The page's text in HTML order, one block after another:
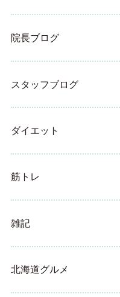
院長ブログ
スタッフブログ
ダイエット
筋トレ
雑記
北海道グルメ